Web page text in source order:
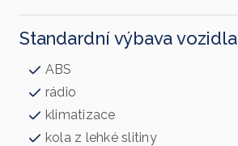
Standardní výbava vozidla
ABS
rádio
klimatizace
kola z lehké slitiny